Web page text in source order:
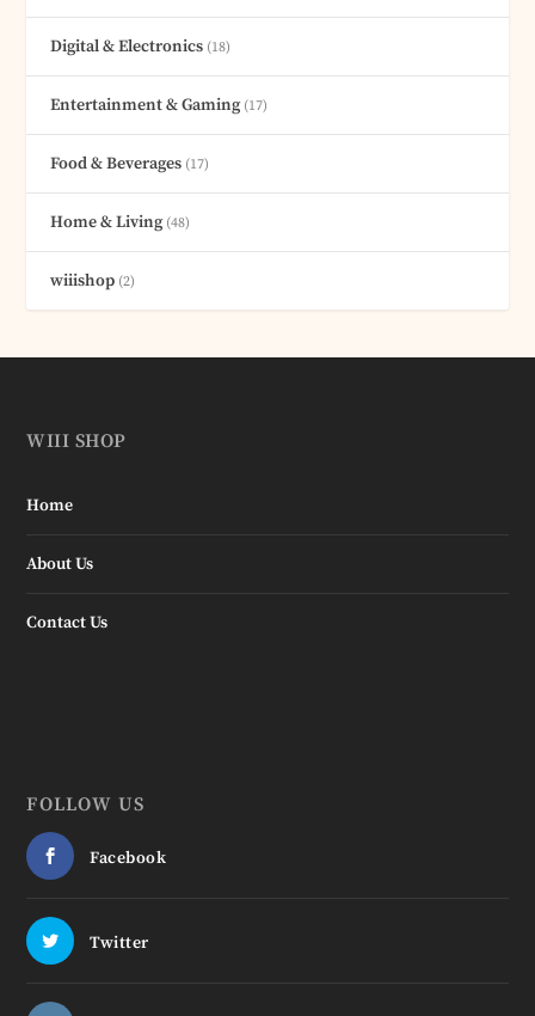
Digital & Electronics (18)
Entertainment & Gaming(17)
Food & Beverages (17)
Home & Living(48)
wiiishop (2)
WIII SHOP
Home
About Us
Contact Us
FOLLOW US
Facebook
Twitter